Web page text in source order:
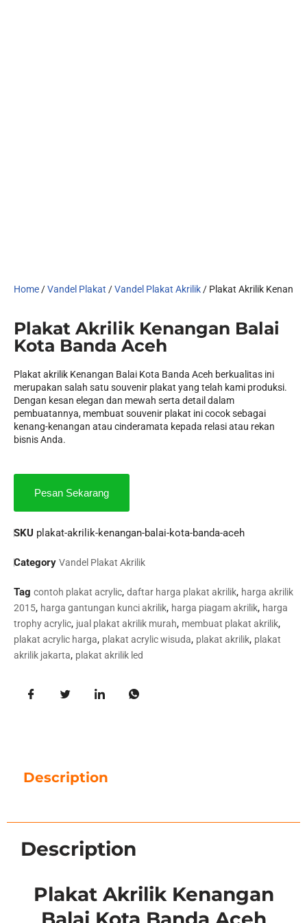
Home /Vandel Plakat /Vandel Plakat Akrilik / Plakat Akrilik
Plakat Akrilik Kenangan Balai
Kota Banda Aceh
Plakat akrilik Kenangan Balai Kota Banda Aceh berkualitas ini
merupakan salah satu souvenir plakat yang telah kami produksi.
Dengan kesan elegan dan mewah serta detail dalam
pembuatannya, membuat souvenir plakat ini cocok sebagai
kenang-kenangan atau cinderamata kepada relasi atau rekan
bisnis Anda.
Pesan Sekarang
SKU plakat-akrilik-kenangan-balai-kota-banda-aceh
Category Vandel Plakat Akrilik
Tag contoh plakat acrylic, daftar harga plakat akrilik, harga akrilik
2015, harga gantungan kunci akrilik, harga piagam akrilik, harga
trophy acrylic, jual plakat akrilik murah, membuat plakat akrilik,
plakat acrylic harga, plakat acrylic wisuda, plakat akrilik, plakat
akrilik jakarta, plakat akrilik led
Description
Description
Plakat Akrilik Kenangan